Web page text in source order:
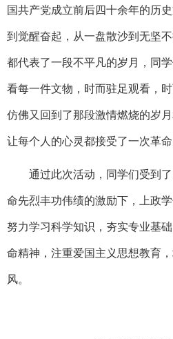
国共产党成立前后四十余年的历
到觉醒奋起，从一盘散沙到无坚
都代表了一段不平凡的岁月，同
看每一件文物，时而驻足观看，
仿佛又回到了那段激情燃烧的岁
让每个人的心灵都接受了一次革命
通过此次活动，同学们受到
命先烈丰功伟绩的激励下，上政
努力学习科学知识，夯实专业基
命精神，注重爱国主义思想教育
风。